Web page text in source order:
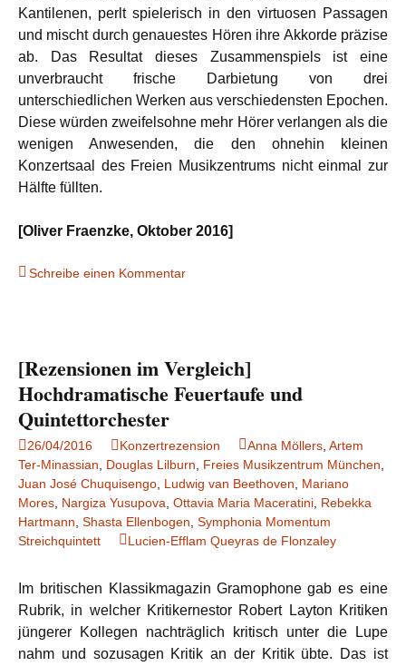
Kantilenen, perlt spielerisch in den virtuosen Passagen
und mischt durch genauestes Hören ihre Akkorde präzise
ab. Das Resultat dieses Zusammenspiels ist eine
unverbraucht frische Darbietung von drei
unterschiedlichen Werken aus verschiedensten Epochen.
Diese würden zweifelsohne mehr Hörer verlangen als die
wenigen Anwesenden, die den ohnehin kleinen
Konzertsaal des Freien Musikzentrums nicht einmal zur
Hälfte füllten.
[Oliver Fraenzke, Oktober 2016]
Schreibe einen Kommentar
[Rezensionen im Vergleich]
Hochdramatische Feuertaufe und
Quintettorchester
26/04/2016 Konzertrezension Anna Möllers Artem
Ter-Minassian
Douglas Lilburn Freies Musikzentrum München
Juan José Chuquisengo Ludwig van Beethoven
Mariano
Mores Nargiza Yusupova Ottavia Maria Maceratini Rebekka
Hartmann Shasta Ellenbogen Symphonia Momentum
Streichquintett
Lucien-Efflam Queyras de Flonzaley
Im britischen Klassikmagazin Gramophone gab es eine
Rubrik, in welcher Kritikernestor Robert Layton Kritiken
jüngerer Kollegen nachträglich kritisch unter die Lupe
nahm und sozusagen Kritik an der Kritik übte. Das ist